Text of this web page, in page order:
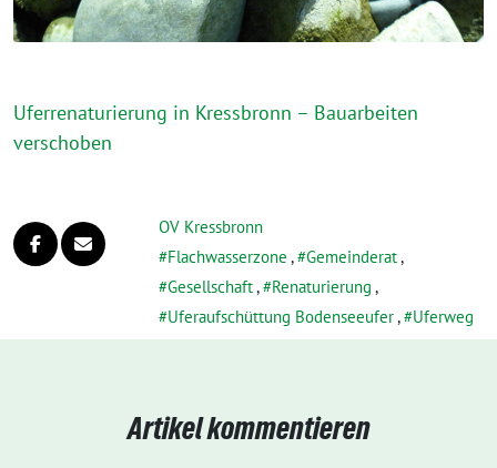
Uferrenaturierung in Kressbronn – Bauarbeiten
verschoben
OV Kressbronn
Flachwasserzone , Gemeinderat,
Gesellschaft, Renaturierung ,
Uferaufschüttung Bodenseeufer, Uferweg
Artikel kommentieren